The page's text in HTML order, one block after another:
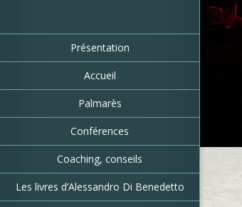
Présentation
Accueil
Palmarès
Conférences
Coaching, conseils
Les livres d’Alessandro Di Benedetto